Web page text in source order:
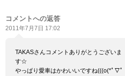
コメントへの返答
2011年7月7日 17:02
TAKASさんコメントありがとうございま
す☆
やっぱり愛車はかわいいですね(((o(*ﾟ▽ﾟ